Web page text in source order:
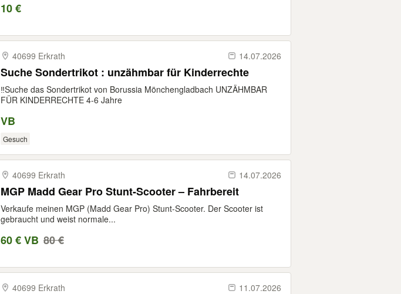
10 €
40699 Erkrath 14.07.2026
Suche Sondertrikot : unzähmbar für Kinderrechte
‼️Suche das Sondertrikot von Borussia Mönchengladbach UNZÄHMBAR
FÜR KINDERRECHTE 4-6 Jahre
VB
Gesuch
40699 Erkrath 14.07.2026
MGP Madd Gear Pro Stunt-Scooter – Fahrbereit
Verkaufe meinen MGP (Madd Gear Pro) Stunt-Scooter. Der Scooter ist
gebraucht und weist normale...
60 € VB 80 €
40699 Erkrath 11.07.2026